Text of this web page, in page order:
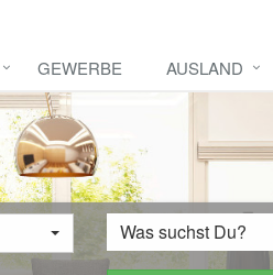
GEWERBE AUSLAND
Was suchst Du?